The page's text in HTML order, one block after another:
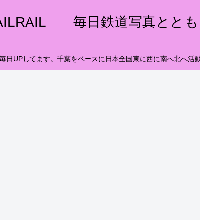
毎日鉄道写真ととも
日UPしてます。千葉をベースに日本全国東に西に南へ北へ活